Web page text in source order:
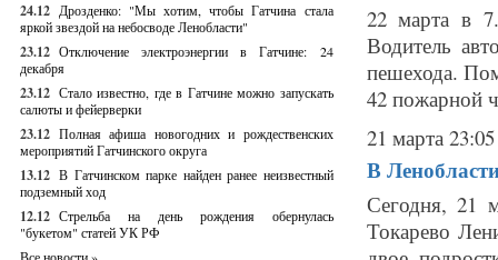
24.12 Дрозденко: "Мы хотим, чтобы Гатчина стала
яркой звездой на небосводе Ленобласти"
23.12 Отключение электроэнергии в Гатчине: 24
декабря
23.12 Стало известно, где в Гатчине можно запускать
салюты и фейерверки
23.12 Полная афиша новогодних и рождественских
мероприятий Гатчинского округа
13.12 В Гатчинском парке найден ранее неизвестный
подземный ход
12.12 Стрельба на день рождения обернулась
"букетом" статей УК РФ
22 марта в
Водитель
пешехода.
42 пожарной
21 марта 23:05
В
Сегодня, 21
Токарево